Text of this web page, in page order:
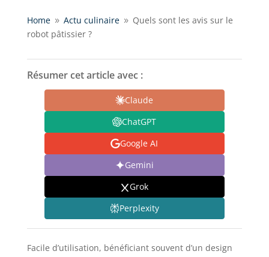
Home 9 Actu culinaire 9 Quels sont les avis sur le
robot pâtissier ?
Résumer cet article avec :
Claude
ChatGPT
Google AI
Gemini
Grok
Perplexity
Facile d’utilisation, bénéficiant souvent d’un design